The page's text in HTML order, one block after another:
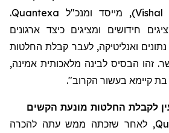
Vishal
), מייסד ומנכ"ל Quantexa
.
חידושים ומציגים כיצד ארגונים
ואנליטיקה, לעבר קבלת החלטות
זהו הבסיס לבינה מלאכותית אמינה,
בת קיימא בעשור הקרוב".
לקבלת החלטות מונעת הקשים
, לאחר שזכתה ממש עתה להכרה